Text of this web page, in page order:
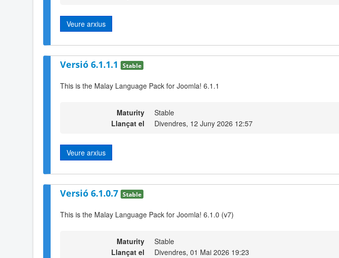
Veure arxius
Versió 6.1.1.1 Stable
This is the Malay Language Pack for Joomla! 6.1.1
Maturity
Stable
Llançat el
Divendres, 12 Juny 2026 12:57
Veure arxius
Versió 6.1.0.7 Stable
This is the Malay Language Pack for Joomla! 6.1.0 (v7)
Maturity
Stable
Llançat el
Divendres, 01 Mai 2026 19:23